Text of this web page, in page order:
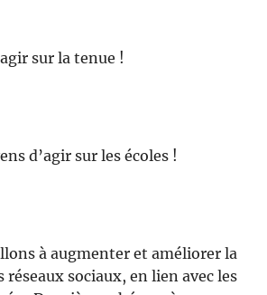
sur la tenue !
d’agir sur les écoles !
à augmenter et améliorer la
sociaux, en lien avec les